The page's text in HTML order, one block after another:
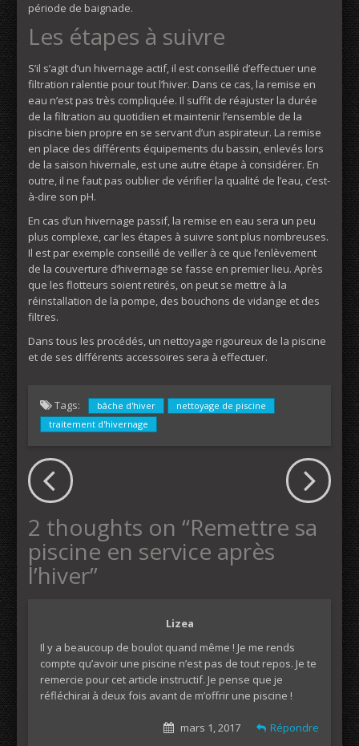
période de baignade.
Les étapes à suivre
S’il s’agit d’un hivernage actif, il est conseillé d’effectuer une
filtration ralentie pour tout l’hiver. Dans ce cas, la remise en
eau n’est pas très compliquée. Il suffit de réajuster la durée
de la filtration au quotidien et maintenir l’ensemble de la
piscine bien propre en se servant d’un aspirateur. La remise
en place des différents équipements du bassin, enlevés lors
de la saison hivernale, est une autre étape à considérer. En
outre, il ne faut pas oublier de vérifier la qualité de l’eau, c’est-
à-dire son pH.
En cas d’un hivernage passif, la remise en eau sera un peu
plus complexe, car les étapes à suivre sont plus nombreuses.
Il est par exemple conseillé de veiller à ce que l’enlèvement
de la couverture d’hivernage se fasse en premier lieu. Après
que les flotteurs soient retirés, on peut se mettre à la
réinstallation de la pompe, des bouchons de vidange et des
filtres.
Dans tous les procédés, un nettoyage rigoureux de la piscine
et de ses différents accessoires sera à effectuer.
Tags: bâche d'hiver
nettoyage de piscine
traitement d'hivernage
2 thoughts on “Remettre sa
piscine en service après
l’hiver”
Lizea
Il y a beaucoup de boulot quand même ! Je me rends
compte qu’avoir une piscine n’est pas de tout repos. Je te
remercie pour cet article instructif. Je pense que je
réfléchirai à deux fois avant de m’offrir une piscine !
Répondre
mars 1, 2017